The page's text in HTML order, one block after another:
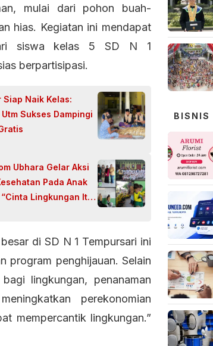
mulai dari pohon buah-
hias. Kegiatan ini mendapat
siswa kelas 5 SD N 1
berpartisipasi.
Siap Naik Kelas:
Sukses Dampingi
Ubhara Gelar Aksi
Pada Anak
Lingkungan Itu
di SD N 1 Tempursari ini
program penghijauan. Selain
lingkungan, penanaman
perekonomian
mempercantik lingkungan.”
BISNIS